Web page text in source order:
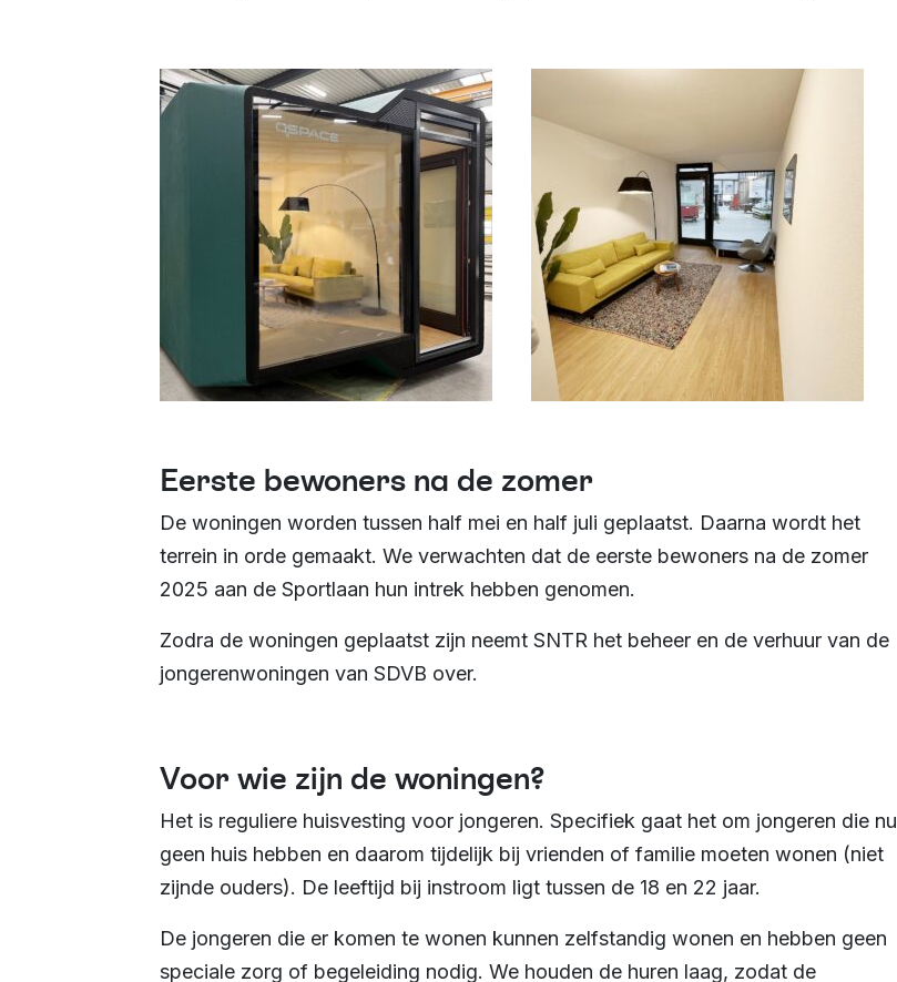
Eerste bewoners na de zomer
De woningen worden tussen half mei en half juli geplaatst. Daarna wordt het
terrein in orde gemaakt. We verwachten dat de eerste bewoners na de zomer
2025 aan de Sportlaan hun intrek hebben genomen.
Zodra de woningen geplaatst zijn neemt SNTR het beheer en de verhuur van de
jongerenwoningen van SDVB over.
Voor wie zijn de woningen?
Het is reguliere huisvesting voor jongeren. Specifiek gaat het om jongeren die nu
geen huis hebben en daarom tijdelijk bij vrienden of familie moeten wonen (niet
zijnde ouders). De leeftijd bij instroom ligt tussen de 18 en 22 jaar.
De jongeren die er komen te wonen kunnen zelfstandig wonen en hebben geen
speciale zorg of begeleiding nodig. We houden de huren laag, zodat de